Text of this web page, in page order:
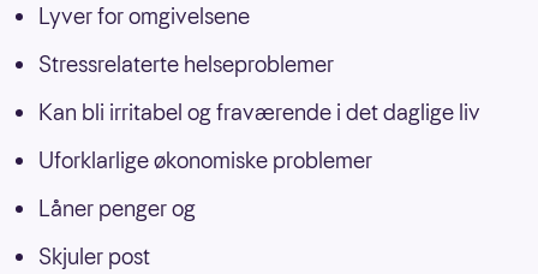
Lyver for omgivelsene
Stressrelaterte helseproblemer
Kan bli irritabel og fraværende i det daglige liv
Uforklarlige økonomiske problemer
Låner penger og
Skjuler post